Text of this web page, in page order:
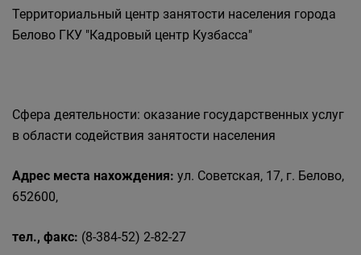
информируют
Государственное казенное учреждение
Территориальный центр занятости населения города
Белово ГКУ "Кадровый центр Кузбасса"
Сфера деятельности: оказание государственных услуг
в области содействия занятости населения
Адрес места нахождения: ул. Советская, 17, г. Белово,
652600,
тел., факс: (8-384-52) 2-82-27